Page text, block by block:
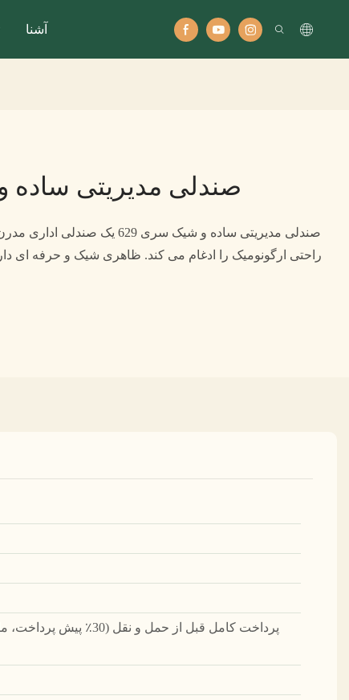
آشنا
صندلی مدیریتی ساده
صندلی مدیریتی ساده و شیک سری
راحتی ارگونومیک را ادغام می کند. ظاهری شیک و حرفه ای